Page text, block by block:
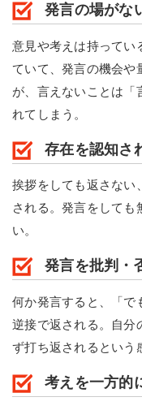
発言の場がな
意見や考えは持ってい
ていて、発言の機会や
が、言えないことは「
れてしまう。
存在を認知さ
挨拶をしても返さない
される。発言をしても
い。
発言を批判・
何か発言すると、「で
逆接で返される。自分
ず打ち返されるという
考えを一方的